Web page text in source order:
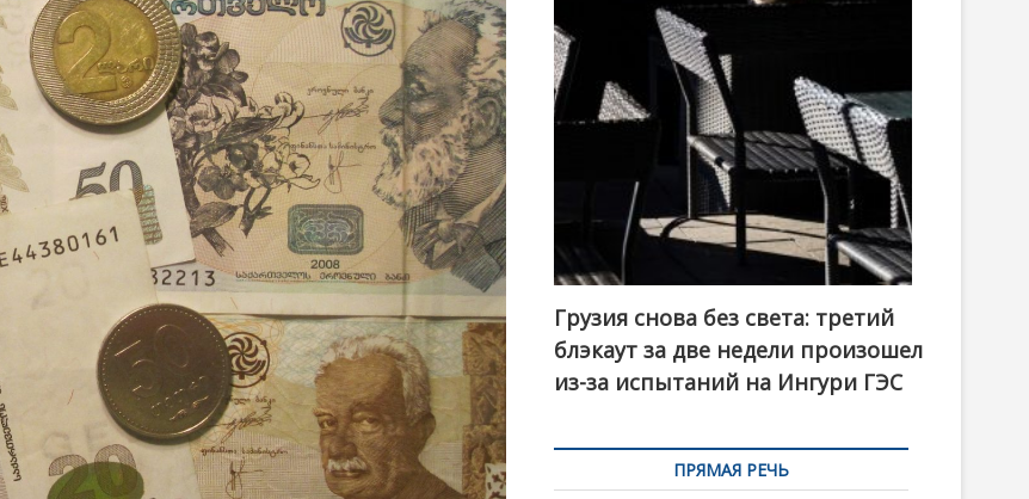
Грузия снова без света: третий
блэкаут за две недели произошел
из-за испытаний на Ингури ГЭС
ПРЯМАЯ РЕЧЬ